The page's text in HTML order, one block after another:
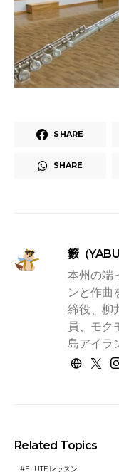
SHARE
SHARE
籔（YABU
本州の端
ンと作曲
締役、柳
員、モク
島アイラ
Related Topics
FLUTEレッスン